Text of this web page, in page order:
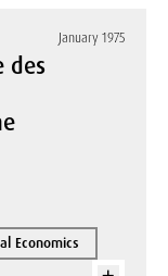
January 1975
des
Economics